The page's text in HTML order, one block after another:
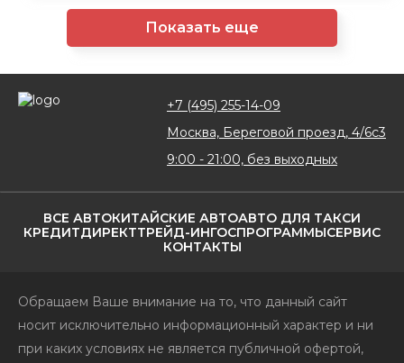
Показать еще
ВСЕ АВТОКИТАЙСКИЕ АВТОАВТО ДЛЯ ТАКСИ
КРЕДИТДИРЕКТТРЕЙД-ИНГОСПРОГРАММЫСЕРВИС
КОНТАКТЫ
+7 (495) 255-14-09
Москва, Береговой проезд, 4/6с3
9:00 - 21:00, без выходных
Обращаем Ваше внимание на то, что данный сайт
носит исключительно информационный характер и ни
при каких условиях не является публичной офертой,